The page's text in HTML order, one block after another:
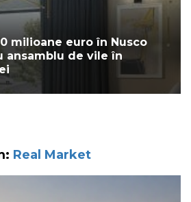
milioane euro în Nusco
ansamblu de vile în
Real Market